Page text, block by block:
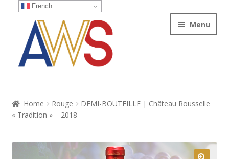
navigation
contenu
Menu
Excellence
Epicurien
Home Rouge
DEMI-BOUTEILLE | Château Rousselle
« Tradition » – 2018
French